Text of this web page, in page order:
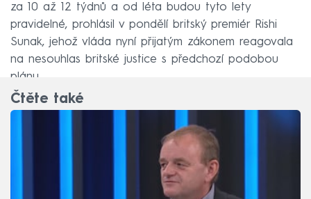
za 10 až 12 týdnů a od léta budou tyto lety
pravidelné, prohlásil v pondělí britský premiér Rishi
Sunak, jehož vláda nyní přijatým zákonem reagovala
na nesouhlas britské justice s předchozí podobou
plánu.
Čtěte také